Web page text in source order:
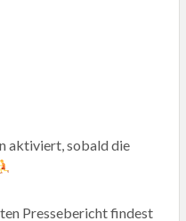
aktiviert, sobald die
Pressebericht findest